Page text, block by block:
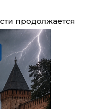
продолжается